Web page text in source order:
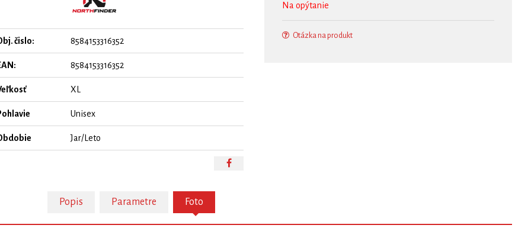
Na opýtanie
Otázka na produkt
čislo: 8584153316352
8584153316352
XL
Unisex
Jar/Leto
Popis Parametre Foto